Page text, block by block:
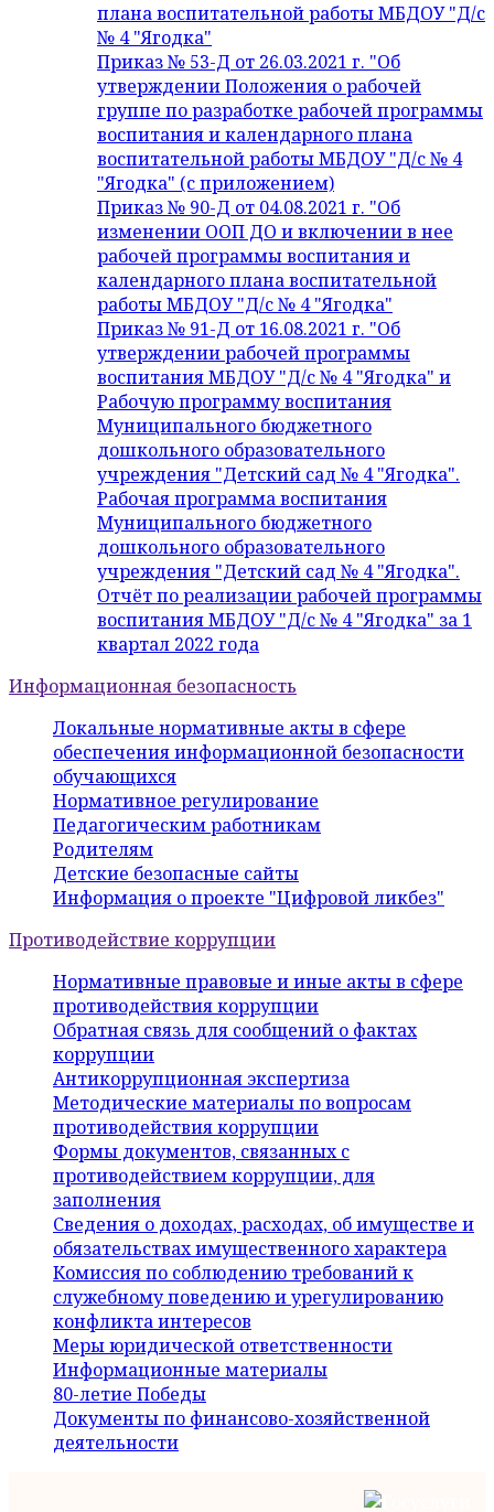
плана воспитательной работы МБДОУ "Д/с
№ 4 "Ягодка"
Приказ № 53-Д от 26.03.2021 г. "Об
утверждении Положения о рабочей
группе по разработке рабочей программы
воспитания и календарного плана
воспитательной работы МБДОУ "Д/с № 4
"Ягодка" (с приложением)
Приказ № 90-Д от 04.08.2021 г. "Об
изменении ООП ДО и включении в нее
рабочей программы воспитания и
календарного плана воспитательной
работы МБДОУ "Д/с № 4 "Ягодка"
Приказ № 91-Д от 16.08.2021 г. "Об
утверждении рабочей программы
воспитания МБДОУ "Д/с № 4 "Ягодка" и
Рабочую программу воспитания
Муниципального бюджетного
дошкольного образовательного
учреждения "Детский сад № 4 "Ягодка".
Рабочая программа воспитания
Муниципального бюджетного
дошкольного образовательного
учреждения "Детский сад № 4 "Ягодка".
Отчёт по реализации рабочей программы
воспитания МБДОУ "Д/с № 4 "Ягодка" за 1
квартал 2022 года
Информационная безопасность
Локальные нормативные акты в сфере
обеспечения информационной безопасности
обучающихся
Нормативное регулирование
Педагогическим работникам
Родителям
Детские безопасные сайты
Информация о проекте "Цифровой ликбез"
Противодействие коррупции
Нормативные правовые и иные акты в сфере
противодействия коррупции
Обратная связь для сообщений о фактах
коррупции
Антикоррупционная экспертиза
Методические материалы по вопросам
противодействия коррупции
Формы документов, связанных с
противодействием коррупции, для
заполнения
Сведения о доходах, расходах, об имуществе и
обязательствах имущественного характера
Комиссия по соблюдению требований к
служебному поведению и урегулированию
конфликта интересов
Меры юридической ответственности
Информационные материалы
80-летие Победы
Документы по финансово-хозяйственной
деятельности